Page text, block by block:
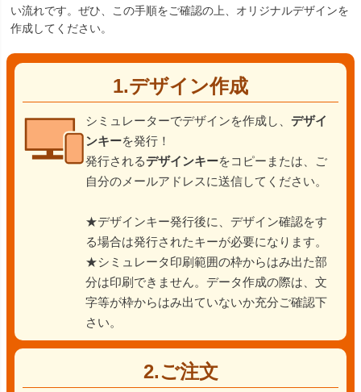
い流れです。ぜひ、この手順をご確認の上、オリジナルデザインを
作成してください。
1.デザイン作成
シミュレーターでデザインを作成し、デザイ
ンキーを発行！
発行されるデザインキーをコピーまたは、ご
自分のメールアドレスに送信してください。
★デザインキー発行後に、デザイン確認をす
る場合は発行されたキーが必要になります。
★シミュレータ印刷範囲の枠からはみ出た部
分は印刷できません。データ作成の際は、文
字等が枠からはみ出ていないか充分ご確認下
さい。
2.ご注文